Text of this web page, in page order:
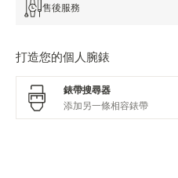
售後服務
打造您的個人腕錶
錶帶搜尋器